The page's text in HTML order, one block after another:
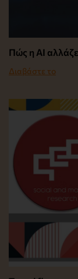
Πώς η AI
Διαβάστε το